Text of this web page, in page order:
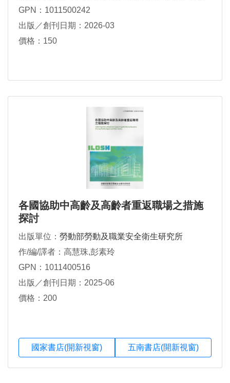
華、林幸璇、林莉華、張克弘、許淑玲、曾一斐（依
錚、林珈萁、邱雅溶、陳菀青、陳歆儒、陳靜惠、 黃
丹儀、詹琼如、廖純靖、劉玫伶、蘇民享（依姓氏筆
GPN：1011500242
出版／創刊日期：2026-03
價格：150
各國協助中高齡及高齡者重返職場之措施
探討
出版單位： 勞動部勞動及職業安全衛生研究所
作/編/譯者：高慧珠,彭素玲
GPN：1011400516
出版／創刊日期：2025-06
價格：200
國家書店(開新視窗) 五南書店(開新視窗)